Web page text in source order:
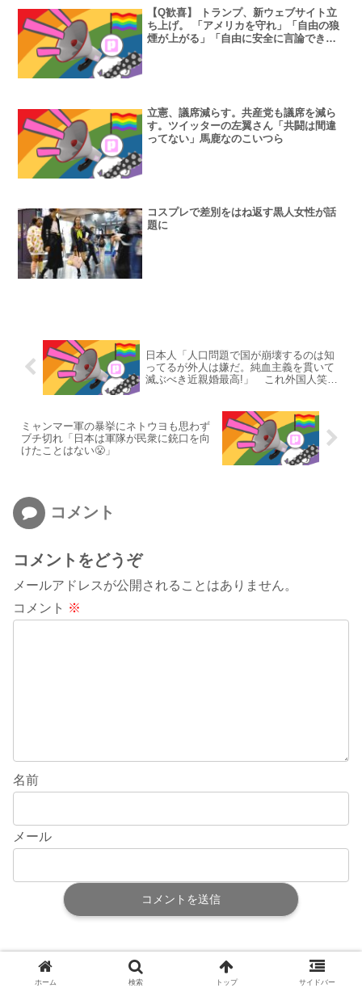
【Q歓喜】 トランプ、新ウェブサイト立
ち上げ。 「アメリカを守れ」「自由の狼
煙が上がる」「自由に安全に言論できる
立憲、議席減らす。共産党も議席を減ら
す。ツイッターの左翼さん「共闘は間違
ってない」馬鹿なのこいつら
コスプレで差別をはね返す黒人女性が話
題に
日本人「人口問題で国が崩壊するのは知
ってるが外人は嫌だ。純血主義を貫いて
滅ぶべき近親婚最高!」 これ外国人笑う
ミャンマー軍の暴挙にネトウヨも思わず
ブチ切れ「日本は軍隊が民衆に銃口を向
けたことはない😤」
コメント
コメントをどうぞ
メールアドレスが公開されることはありません。
コメント ※
名前
メール
ホーム 検索 トップ サイドバー